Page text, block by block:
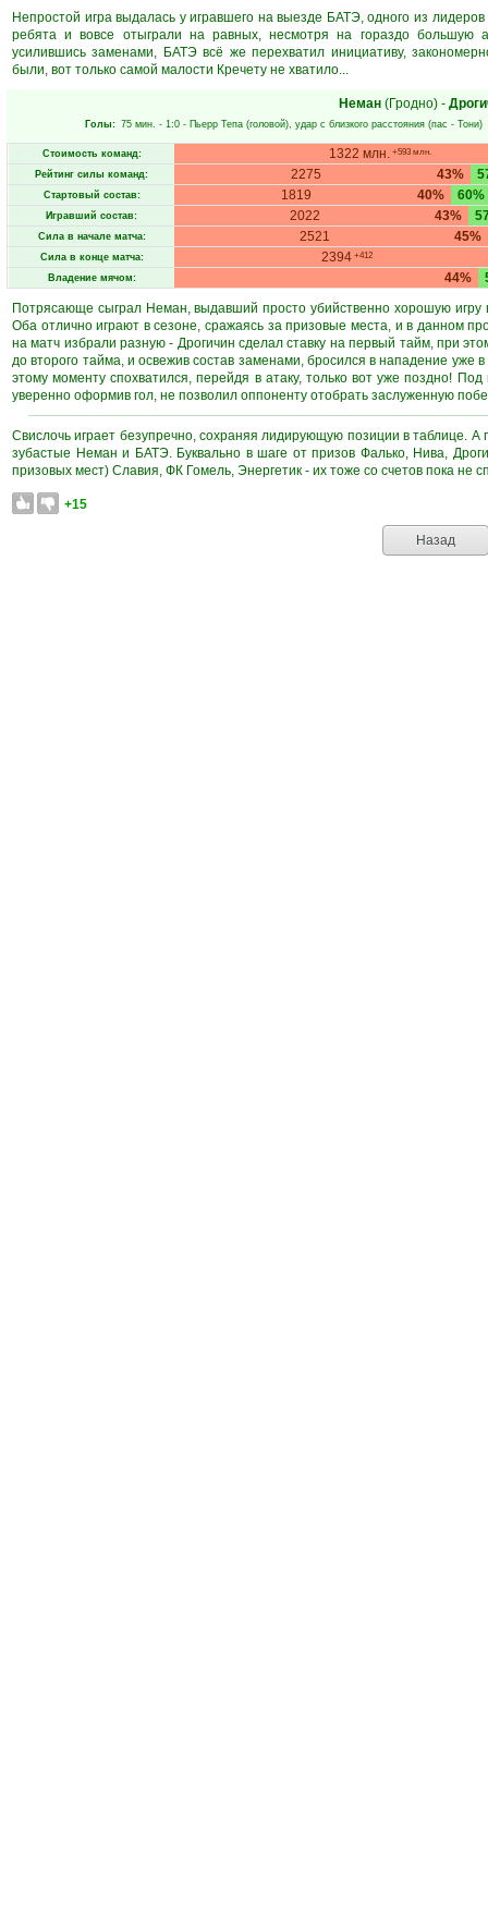
Непростой игра выдалась у игравшего на выезде БАТЭ, одного из
ребята и вовсе отыграли на равных, несмотря на гораздо большую
усилившись заменами, БАТЭ всё же перехватил инициативу,
были, вот только самой малости Кречету не хватило...
Неман (Гродно) -
Голы: 75 мин. - 1:0 - Пьерр Тепа (головой), удар с близкого расстояния (пас - Тони)
Стоимость команд: 1322 млн. +593 млн.
Рейтинг силы команд: 43%
2275
Стартовый состав: 40%
1819 60%
Игравший состав: 43%
2022
Сила в начале матча: 45%
2521
Сила в конце матча: 2394 +412
Владение мячом: 44%
Потрясающе сыграл Неман, выдавший просто убийственно хорошую игру
Оба отлично играют в сезоне, сражаясь за призовые места, и в данном
на матч избрали разную - Дрогичин сделал ставку на первый тайм, при
до второго тайма, и освежив состав заменами, бросился в нападение уже
этому моменту спохватился, перейдя в атаку, только вот уже поздно!
уверенно оформив гол, не позволил оппоненту отобрать заслуженную
Свислочь играет безупречно, сохраняя лидирующую позиции в таблице. А
зубастые Неман и БАТЭ. Буквально в шаге от призов Фалько, Нива,
призовых мест) Славия, ФК Гомель, Энергетик - их тоже со счетов пока не
+15
Назад